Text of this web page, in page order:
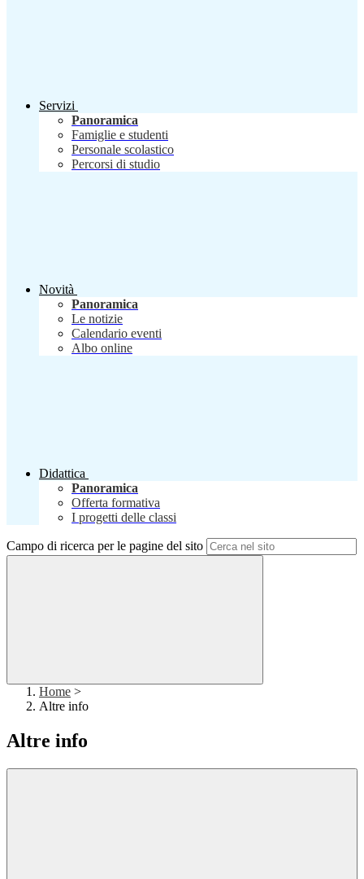
Servizi
Panoramica
Famiglie e studenti
Personale scolastico
Percorsi di studio
Novità
Panoramica
Le notizie
Calendario eventi
Albo online
Didattica
Panoramica
Offerta formativa
I progetti delle classi
Campo di ricerca per le pagine del sito
Home >
Altre info
Altre info